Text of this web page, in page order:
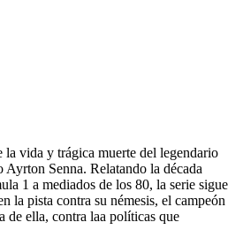
vida y trágica muerte del legendario
Ayrton Senna. Relatando la década
1 a mediados de los 80, la serie sigue
la pista contra su némesis, el campeón
de ella, contra laa políticas que